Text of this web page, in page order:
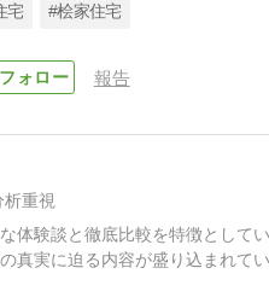
宅 #桧家住宅
報告
重視
体験談と徹底比較を特徴として
真実に迫る内容が盛り込まれて